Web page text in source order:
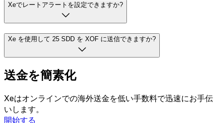
Xeでレートアラートを設定できますか?
Xe を使用して 25 SDD を XOF に送信できますか?
送金を簡素化
Xeはオンラインでの海外送金を低い手数料で迅速にお手伝
いします。
開始する